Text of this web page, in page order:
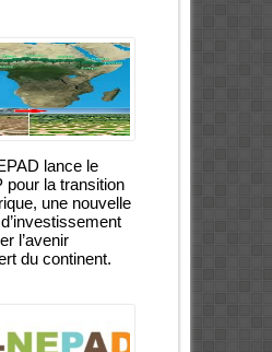
lance le
pour la transition
une nouvelle
l’avenir
du continent.